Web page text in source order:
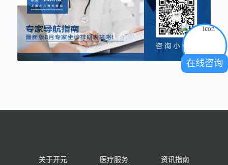
关于开元 医疗服务 资讯指南
在线咨询